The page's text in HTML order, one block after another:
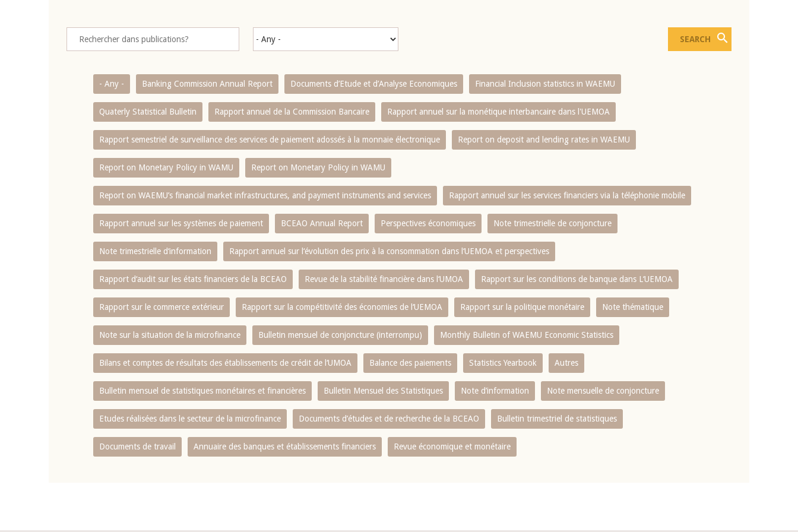
- Any - Banking Commission Annual Report Documents d’Etude et d’Analyse Economiques Financial Inclusion statistics in WAEMU
Quaterly Statistical Bulletin Rapport annuel de la Commission Bancaire Rapport annuel sur la monétique interbancaire dans l'UEMOA
Rapport semestriel de surveillance des services de paiement adossés à la monnaie électronique Report on deposit and lending rates in WAEMU
Report on Monetary Policy in WAMU Report on Monetary Policy in WAMU
Report on WAEMU’s financial market infrastructures, and payment instruments and services Rapport annuel sur les services financiers via la téléphonie mobile
Rapport annuel sur les systèmes de paiement BCEAO Annual Report Perspectives économiques Note trimestrielle de conjoncture
Note trimestrielle d‘information Rapport annuel sur l‘évolution des prix à la consommation dans l‘UEMOA et perspectives
Rapport d‘audit sur les états financiers de la BCEAO Revue de la stabilité financière dans l‘UMOA Rapport sur les conditions de banque dans L‘UEMOA
Rapport sur le commerce extérieur Rapport sur la compétitivité des économies de l‘UEMOA Rapport sur la politique monétaire Note thématique
Note sur la situation de la microfinance Bulletin mensuel de conjoncture (interrompu) Monthly Bulletin of WAEMU Economic Statistics
Bilans et comptes de résultats des établissements de crédit de l‘UMOA Balance des paiements Statistics Yearbook Autres
Bulletin mensuel de statistiques monétaires et financières Bulletin Mensuel des Statistiques Note d’information Note mensuelle de conjoncture
Etudes réalisées dans le secteur de la microfinance Documents d’études et de recherche de la BCEAO Bulletin trimestriel de statistiques
Documents de travail Annuaire des banques et établissements financiers Revue économique et monétaire